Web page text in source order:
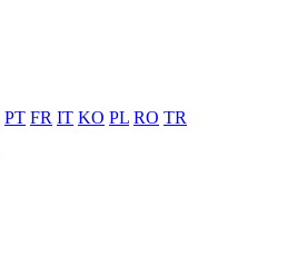
PT FR IT KO PL RO TR